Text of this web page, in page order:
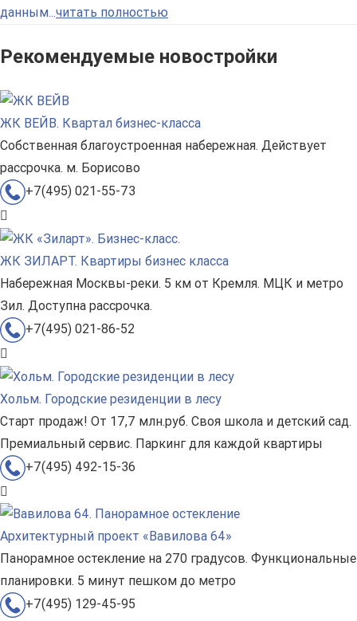
данным...читать полностью
Рекомендуемые новостройки
ЖК ВЕЙВ. Квартал бизнес-класса
Собственная благоустроенная набережная. Действует
рассрочка. м. Борисово
+7(495) 021-55-73
ЖК ЗИЛАРТ. Квартиры бизнес класса
Набережная Москвы-реки. 5 км от Кремля. МЦК и метро
Зил. Доступна рассрочка.
+7(495) 021-86-52
Хольм. Городские резиденции в лесу
Старт продаж! От 17,7 млн.руб. Своя школа и детский сад.
Премиальный сервис. Паркинг для каждой квартиры
+7(495) 492-15-36
Архитектурный проект «Вавилова 64»
Панорамное остекление на 270 градусов. Функциональные
планировки. 5 минут пешком до метро
+7(495) 129-45-95